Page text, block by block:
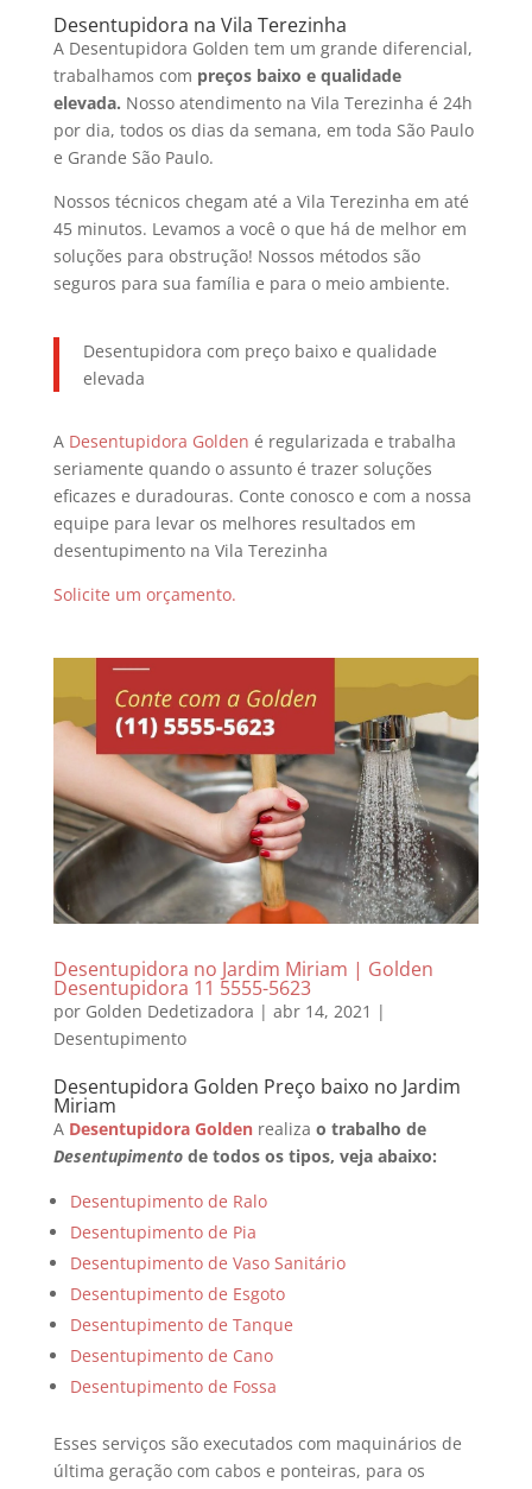
Desentupidora na Vila Terezinha
A Desentupidora Golden tem um grande diferencial,
trabalhamos com preços baixo e qualidade
elevada. Nosso atendimento na Vila Terezinha é 24h
por dia, todos os dias da semana, em toda São Paulo
e Grande São Paulo.
Nossos técnicos chegam até a Vila Terezinha em até
45 minutos. Levamos a você o que há de melhor em
soluções para obstrução! Nossos métodos são
seguros para sua família e para o meio ambiente.
Desentupidora com preço baixo e qualidade
elevada
A Desentupidora Golden é regularizada e trabalha
seriamente quando o assunto é trazer soluções
eficazes e duradouras. Conte conosco e com a nossa
equipe para levar os melhores resultados em
desentupimento na Vila Terezinha
Solicite um orçamento.
Desentupidora no Jardim Miriam | Golden
Desentupidora 11 5555-5623
por Golden Dedetizadora | abr 14, 2021 |
Desentupimento
Desentupidora Golden Preço baixo no Jardim
Miriam
A Desentupidora Golden realiza o trabalho de
Desentupimentode todos os tipos, veja abaixo:
Desentupimento de Ralo
Desentupimento de Pia
Desentupimento de Vaso Sanitário
Desentupimento de Esgoto
Desentupimento de Tanque
Desentupimento de Cano
Desentupimento de Fossa
Esses serviços são executados com maquinários de
última geração com cabos e ponteiras, para os